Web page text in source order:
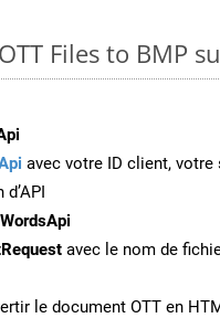
Files to BMP
avec votre ID client,
avec le nom de
le document OTT en